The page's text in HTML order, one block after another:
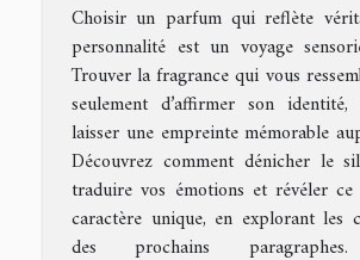
Choisir un parfum qui reflète
personnalité est un voyage
Trouver la fragrance qui vous
seulement d’affirmer son
laisser une empreinte mémorable
Découvrez comment dénicher le
traduire vos émotions et révéler
caractère unique, en explorant les
des prochains